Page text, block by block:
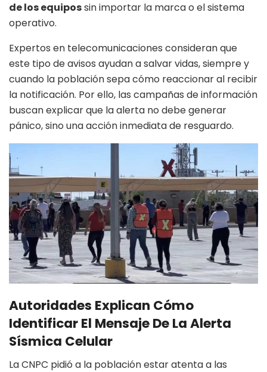
de los equipossin importar la marca o el sistema
operativo.
Expertos en telecomunicaciones consideran que
este tipo de avisos ayudan a salvar vidas, siempre y
cuando la población sepa cómo reaccionar al recibir
la notificación. Por ello, las campañas de información
buscan explicar que la alerta no debe generar
pánico, sino una acción inmediata de resguardo.
Autoridades Explican Cómo
Identificar El Mensaje De La Alerta
Sísmica Celular
La CNPC pidió a la población estar atenta a las